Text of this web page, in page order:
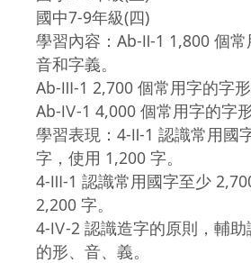
國中7-9年級(四)
學習內容：Ab-Ⅱ-1 1,800 個
音和字義。
Ab-Ⅲ-1 2,700 個常用字的字形
Ab-Ⅳ-1 4,000 個常用字的字形
學習表現：4-Ⅱ-1 認識常用國
字，使用 1,200 字。
4-Ⅲ-1 認識常用國字至少
2,200 字。
4-Ⅳ-2 認識造字的原則，輔助
的形、音、義。